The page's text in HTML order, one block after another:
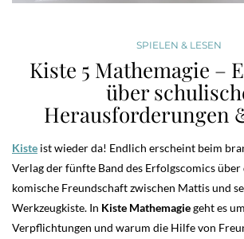
SPIELEN & LESEN
Kiste 5 Mathemagie –
über
Herausforderungen
Kiste ist wieder da! Endlich erscheint beim
Verlag der fünfte Band des Erfolgscomics
komische Freundschaft zwischen Mattis und
Werkzeugkiste. In Kiste Mathemagiegeht es
Verpflichtungen und warum die Hilfe von